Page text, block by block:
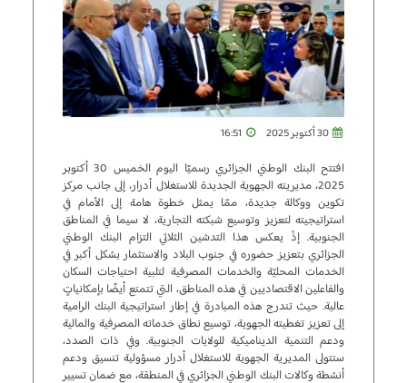
افتتح البنك الوطني الجزائري رسميًا اليوم الخميس 30 أكتوبر
2025، مديريته الجهوية الجديدة للاستغلال أدرار، إلى جانب مركز
تكوين ووكالة جديدة، ممّا يمثل خطوة هامة إلى الأمام في
استراتيجيته لتعزيز وتوسيع شبكته التجارية، لا سيما في المناطق
الجنوبية. إذْ يعكس هذا التدشين الثلاثي التزام البنك الوطني
الجزائري بتعزيز حضوره في جنوب البلاد والاستثمار بشكل أكبر في
الخدمات المحليّة والخدمات المصرفية لتلبية احتياجات السكان
والفاعلين الاقتصاديين في هذه المناطق، التي تتمتع أيضًا بإمكانياتٍ
عالية. حيث تندرج هذه المبادرة في إطار استراتيجية البنك الرامية
إلى تعزيز تغطيته الجهوية، توسيع نطاق خدماته المصرفية والمالية
ودعم التنمية الديناميكية للولايات الجنوبية. وفي ذات الصدد،
ستتولى المديرية الجهوية للاستغلال أدرار مسؤولية تنسيق ودعم
أنشطة وكالات البنك الوطني الجزائري في المنطقة، مع ضمان تسيير